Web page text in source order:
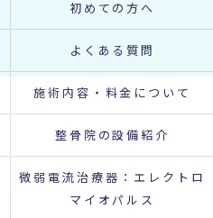
初めての方へ
よくある質問
施術内容・料金について
整骨院の設備紹介
微弱電流治療器：エレクトロ
マイオパルス